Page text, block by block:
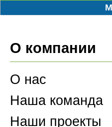
О компании
О нас
Наша команда
Наши проекты